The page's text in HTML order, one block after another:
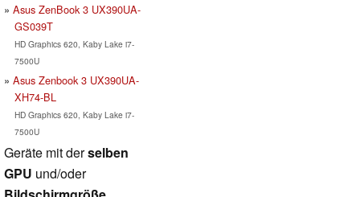
Asus ZenBook 3 UX390UA-
GS039T
HD Graphics 620, Kaby Lake i7-
7500U
Asus Zenbook 3 UX390UA-
XH74-BL
HD Graphics 620, Kaby Lake i7-
7500U
Geräte mit derselben
GPU und/oder